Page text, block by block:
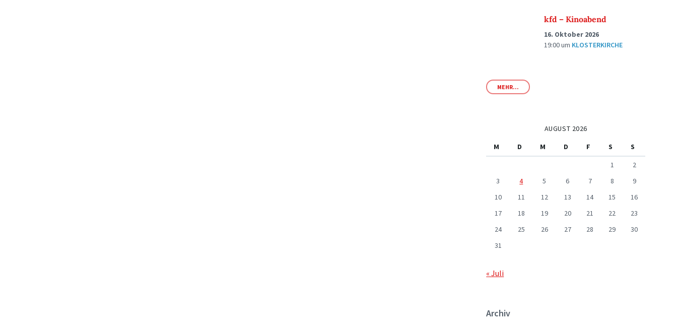
kfd – Kinoabend
16. Oktober 2026
19:00um KLOSTERKIRCHE
MEHR...
AUGUST 2026
M
D M D F S
S
1
2
3
4 5 6 7 8
9
10
11 12 13 14 15
16
17
18 19 20 21 22
23
24
25 26 27 28 29
30
31
« Juli
Archiv